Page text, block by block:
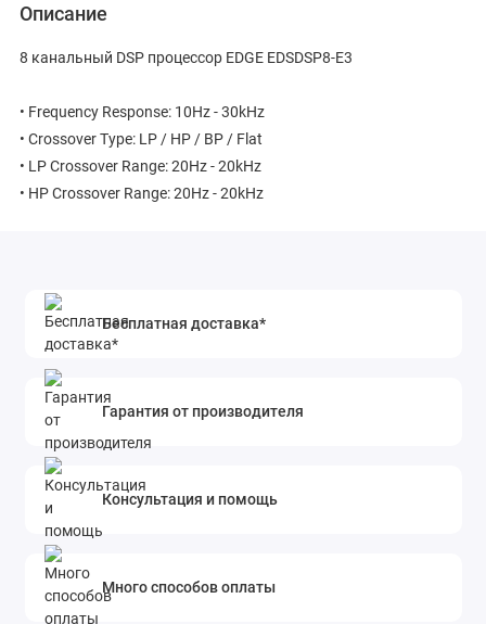
Описание
8 канальный DSP процессор EDGE EDSDSP8-E3
• Frequency Response: 10Hz - 30kHz
• Crossover Type: LP / HP / BP / Flat
• LP Crossover Range: 20Hz - 20kHz
• HP Crossover Range: 20Hz - 20kHz
Бесплатная доставка*
Гарантия от производителя
Консультация и помощь
Много способов оплаты